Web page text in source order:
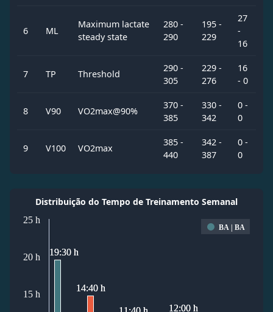
6 ML
Maximum lactate
steady state
280 -
290
195 -
229
27
-
16
7 TP Threshold
290 -
305
229 -
276
16
- 0
8 V90 VO2max@90%
370 -
385
330 -
342
0 -
0
9 V100 VO2max
385 -
440
342 -
387
0 -
0
Distribuição do Tempo de Treinamento Semanal
19:30 h
19:30 h
12:00 h
12:00 h
14:40 h
14:40 h
BA | BA
15 h
20 h
25 h